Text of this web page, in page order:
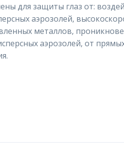
для защиты глаз от:
аэрозолей,
металлов,
аэрозолей, от